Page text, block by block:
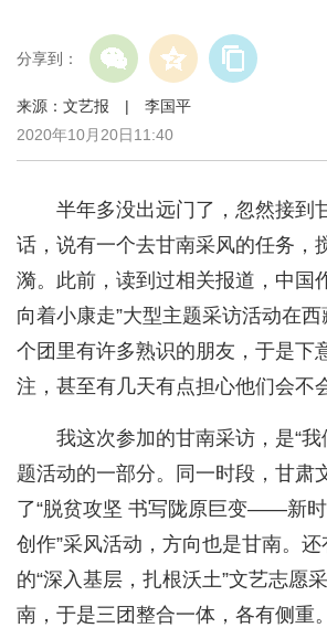
分享到：
来源：文艺报 | 李国平
2020年10月20日11:40
半年多没出远门了，忽然接到
话，说有一个去甘南采风的任务，
漪。此前，读到过相关报道，中国
向着小康走”大型主题采访活动在
个团里有许多熟识的朋友，于是下
注，甚至有几天有点担心他们会不
我这次参加的甘南采访，是“我
题活动的一部分。同一时段，甘肃
了“脱贫攻坚 书写陇原巨变——新
创作”采风活动，方向也是甘南。
的“深入基层，扎根沃土”文艺志愿
南，于是三团整合一体，各有侧重